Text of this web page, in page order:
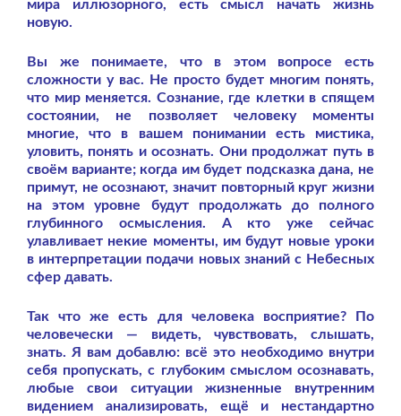
мира иллюзорного, есть смысл начать жизнь
новую.
Вы же понимаете, что в этом вопросе есть
сложности у вас. Не просто будет многим понять,
что мир меняется. Сознание, где клетки в спящем
состоянии, не позволяет человеку моменты
многие, что в вашем понимании есть мистика,
уловить, понять и осознать. Они продолжат путь в
своём варианте; когда им будет подсказка дана, не
примут, не осознают, значит повторный круг жизни
на этом уровне будут продолжать до полного
глубинного осмысления. А кто уже сейчас
улавливает некие моменты, им будут новые уроки
в интерпретации подачи новых знаний с Небесных
сфер давать.
Так что же есть для человека восприятие? По
человечески — видеть, чувствовать, слышать,
знать. Я вам добавлю: всё это необходимо внутри
себя пропускать, с глубоким смыслом осознавать,
любые свои ситуации жизненные внутренним
видением анализировать, ещё и нестандартно